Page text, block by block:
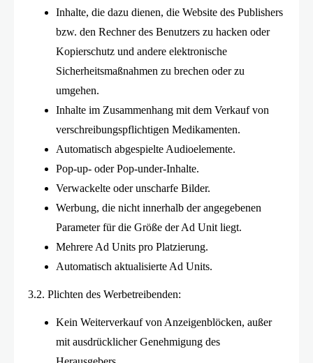
Inhalte, die dazu dienen, die Website des Publishers
bzw. den Rechner des Benutzers zu hacken oder
Kopierschutz und andere elektronische
Sicherheitsmaßnahmen zu brechen oder zu
umgehen.
Inhalte im Zusammenhang mit dem Verkauf von
verschreibungspflichtigen Medikamenten.
Automatisch abgespielte Audioelemente.
Pop-up- oder Pop-under-Inhalte.
Verwackelte oder unscharfe Bilder.
Werbung, die nicht innerhalb der angegebenen
Parameter für die Größe der Ad Unit liegt.
Mehrere Ad Units pro Platzierung.
Automatisch aktualisierte Ad Units.
3.2. Plichten des Werbetreibenden:
Kein Weiterverkauf von Anzeigenblöcken, außer
mit ausdrücklicher Genehmigung des